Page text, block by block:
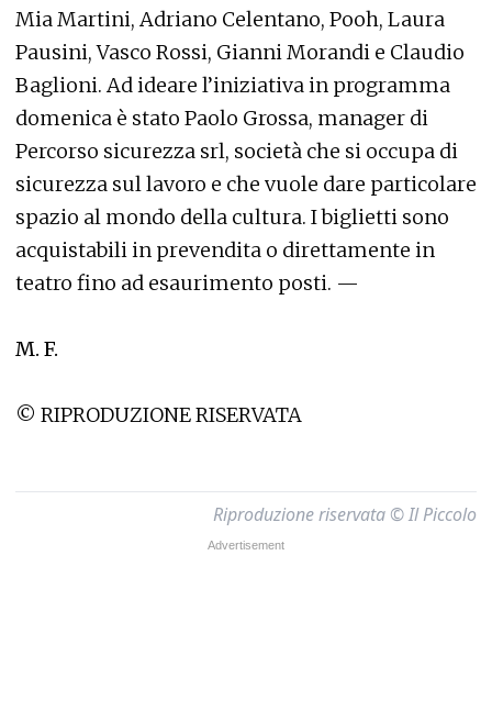
Mia Martini, Adriano Celentano, Pooh, Laura
Pausini, Vasco Rossi, Gianni Morandi e Claudio
Baglioni. Ad ideare l’iniziativa in programma
domenica è stato Paolo Grossa, manager di
Percorso sicurezza srl, società che si occupa di
sicurezza sul lavoro e che vuole dare particolare
spazio al mondo della cultura. I biglietti sono
acquistabili in prevendita o direttamente in
teatro fino ad esaurimento posti. —
M. F.
© RIPRODUZIONE RISERVATA
Riproduzione riservata © Il Piccolo